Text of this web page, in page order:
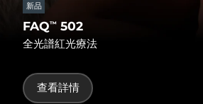
新品
FAQ™ 502
全光譜紅光療法
查看詳情